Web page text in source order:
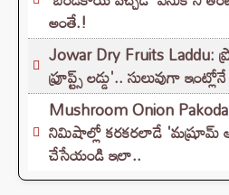
అంతే.!
Jowar Dry Fruits Laddu:
ఫ్రూప్ట్స్ లడ్డు'.. సులువుగా
Mushroom Onion
నిమిషాల్లో కరకరలాడే
చేసేయండి ఇలా..